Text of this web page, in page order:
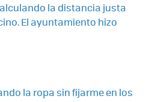
la distancia justa
El ayuntamiento hizo
la ropa sin fijarme en los